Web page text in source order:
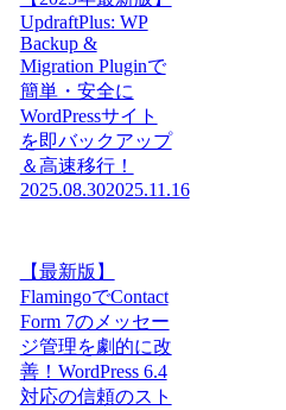
UpdraftPlus: WP
Backup &
Migration Pluginで
簡単・安全に
WordPressサイト
を即バックアップ
＆高速移行！
2025.08.302025.11.16
【最新版】
FlamingoでContact
Form 7のメッセー
ジ管理を劇的に改
善！WordPress 6.4
対応の信頼のスト